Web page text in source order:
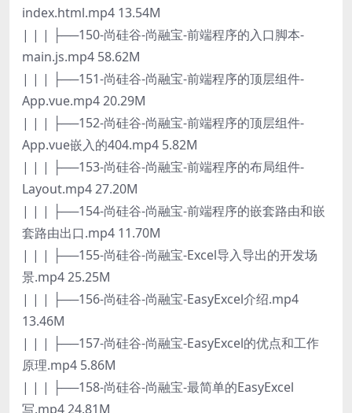
index.html.mp4 13.54M
| | | ├──150-尚硅谷-尚融宝-前端程序的入口脚本-
main.js.mp4 58.62M
| | | ├──151-尚硅谷-尚融宝-前端程序的顶层组件-
App.vue.mp4 20.29M
| | | ├──152-尚硅谷-尚融宝-前端程序的顶层组件-
App.vue嵌入的404.mp4 5.82M
| | | ├──153-尚硅谷-尚融宝-前端程序的布局组件-
Layout.mp4 27.20M
| | | ├──154-尚硅谷-尚融宝-前端程序的嵌套路由和嵌
套路由出口.mp4 11.70M
| | | ├──155-尚硅谷-尚融宝-Excel导入导出的开发场
景.mp4 25.25M
| | | ├──156-尚硅谷-尚融宝-EasyExcel介绍.mp4
13.46M
| | | ├──157-尚硅谷-尚融宝-EasyExcel的优点和工作
原理.mp4 5.86M
| | | ├──158-尚硅谷-尚融宝-最简单的EasyExcel
写.mp4 24.81M